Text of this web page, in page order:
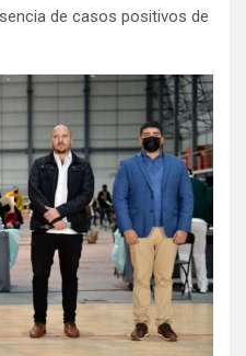
de casos positivos de